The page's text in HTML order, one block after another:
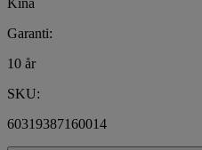
Kina
Garanti:
10 år
SKU:
60319387160014